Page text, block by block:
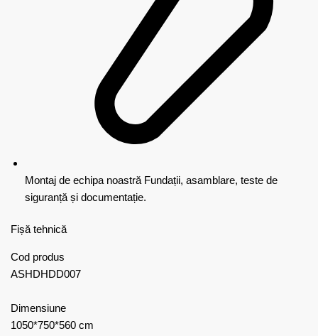
Montaj de echipa noastră Fundații, asamblare, teste de
siguranță și documentație.
Fișă tehnică
Cod produs
ASHDHDD007
Dimensiune
1050*750*560 cm